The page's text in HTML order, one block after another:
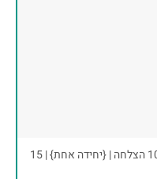
קווין ג’ל | קוטל נמלים בבית ובחצר 100% הצלחה | {יחידה אחת} | 15